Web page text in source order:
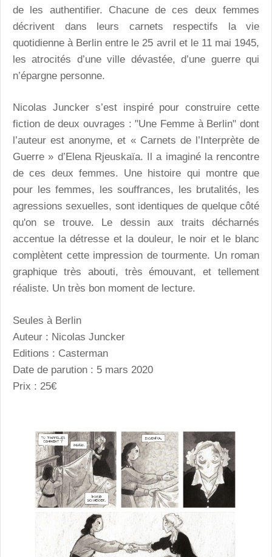
de les authentifier. Chacune de ces deux femmes
décrivent dans leurs carnets respectifs la vie
quotidienne à Berlin entre le 25 avril et le 11 mai 1945,
les atrocités d’une ville dévastée, d’une guerre qui
n’épargne personne.
Nicolas Juncker s’est inspiré pour construire cette
fiction de deux ouvrages : "Une Femme à Berlin" dont
l’auteur est anonyme, et « Carnets de l’Interprète de
Guerre » d’Elena Rjeuskaïa. Il a imaginé la rencontre
de ces deux femmes. Une histoire qui montre que
pour les femmes, les souffrances, les brutalités, les
agressions sexuelles, sont identiques de quelque côté
qu'on se trouve. Le dessin aux traits décharnés
accentue la détresse et la douleur, le noir et le blanc
complètent cette impression de tourmente. Un roman
graphique très abouti, très émouvant, et tellement
réaliste. Un très bon moment de lecture.
Seules à Berlin
Auteur : Nicolas Juncker
Editions : Casterman
Date de parution : 5 mars 2020
Prix : 25€